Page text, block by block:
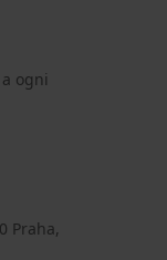
ogni
Praha,